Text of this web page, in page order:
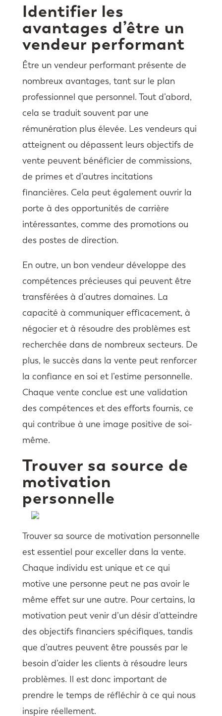
Identifier les
avantages d’être un
vendeur performant
Être un vendeur performant présente de
nombreux avantages, tant sur le plan
professionnel que personnel. Tout d’abord,
cela se traduit souvent par une
rémunération plus élevée. Les vendeurs qui
atteignent ou dépassent leurs objectifs de
vente peuvent bénéficier de commissions,
de primes et d’autres incitations
financières. Cela peut également ouvrir la
porte à des opportunités de carrière
intéressantes, comme des promotions ou
des postes de direction.
En outre, un bon vendeur développe des
compétences précieuses qui peuvent être
transférées à d’autres domaines. La
capacité à communiquer efficacement, à
négocier et à résoudre des problèmes est
recherchée dans de nombreux secteurs. De
plus, le succès dans la vente peut renforcer
la confiance en soi et l’estime personnelle.
Chaque vente conclue est une validation
des compétences et des efforts fournis, ce
qui contribue à une image positive de soi-
même.
Trouver sa source de
motivation
personnelle
Trouver sa source de motivation personnelle
est essentiel pour exceller dans la vente.
Chaque individu est unique et ce qui
motive une personne peut ne pas avoir le
même effet sur une autre. Pour certains, la
motivation peut venir d’un désir d’atteindre
des objectifs financiers spécifiques, tandis
que d’autres peuvent être poussés par le
besoin d’aider les clients à résoudre leurs
problèmes. Il est donc important de
prendre le temps de réfléchir à ce qui nous
inspire réellement.